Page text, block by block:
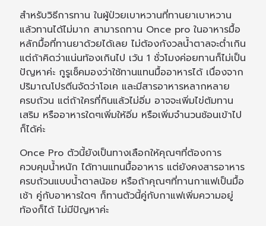
สำหรับวิธีการทาน ในผู้ป่วยเบาหวานที่ทานยาเบาหวาน
แล้วทานได้ไม่มาก สามารถทาน Once pro ในอาหารมื้อ
หลักมื้อที่ทานยาด้วยได้เลย ไม่ต้องกังวลน้ำตาลจะต่ำเกิน
แต่ถ้าคิดว่าแน่นท้องเกินไป เว้น 1 ชั่วโมงค่อยทานก็ไม่เป็น
ปัญหาค่ะ กูรูเช็คมองว่าใช้ทานแทนมื้ออาหารได้ เนื่องจาก
ปริมาณโปรตีนจัดว่าโอเค และมีสารอาหารหลากหลาย
ครบถ้วน แต่ถ้าใครที่กินแล้วไม่อิ่ม อาจจะเพิ่มไข่ต้มทาน
เสริม หรืออาหารใดๆเพิ่มให้อิ่ม หรือเพิ่มจำนวนช้อนเข้าไป
ก็ได้ค่ะ
Once Pro ตัวนี้ยังเป็นทางเลือกให้คุณๆที่ต้องการ
ควบคุมน้ำหนัก ได้ทานแทนมื้ออาหาร แต่ยังคงสารอาหาร
ครบถ้วนแบบน้ำตาลน้อย หรือถ้าคุณๆที่ทานกาแฟเป็นมื้อ
เช้า คู่กับอาหารใดๆ ก็ทานตัวนี้คู่กับกาแฟเพิ่มความอยู่
ท้องก็ได้ ไม่มีปัญหาค่ะ